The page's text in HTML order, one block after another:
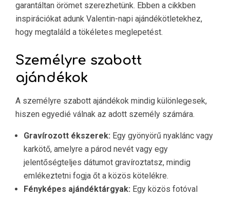
garantáltan örömet szerezhetünk. Ebben a cikkben
inspirációkat adunk Valentin-napi ajándékötletekhez,
hogy megtaláld a tökéletes meglepetést.
Személyre szabott
ajándékok
A személyre szabott ajándékok mindig különlegesek,
hiszen egyedié válnak az adott személy számára.
Gravírozott ékszerek: Egy gyönyörű nyaklánc vagy
karkötő, amelyre a párod nevét vagy egy
jelentőségteljes dátumot gravíroztatsz, mindig
emlékeztetni fogja őt a közös kötelékre.
Fényképes ajándéktárgyak: Egy közös fotóval